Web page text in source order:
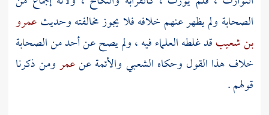
الصحابة ولم يظهر عنهم خلافه فلا يجوز مخالفته وحديثعمرو
بن شعيبقد غلطه العلماء فيه ، ولم يصح عن أحد من الصحابة
خلاف هذا القول وحكاه الشعبي والأئمة عنعمرومن ذكرنا
قولهم .